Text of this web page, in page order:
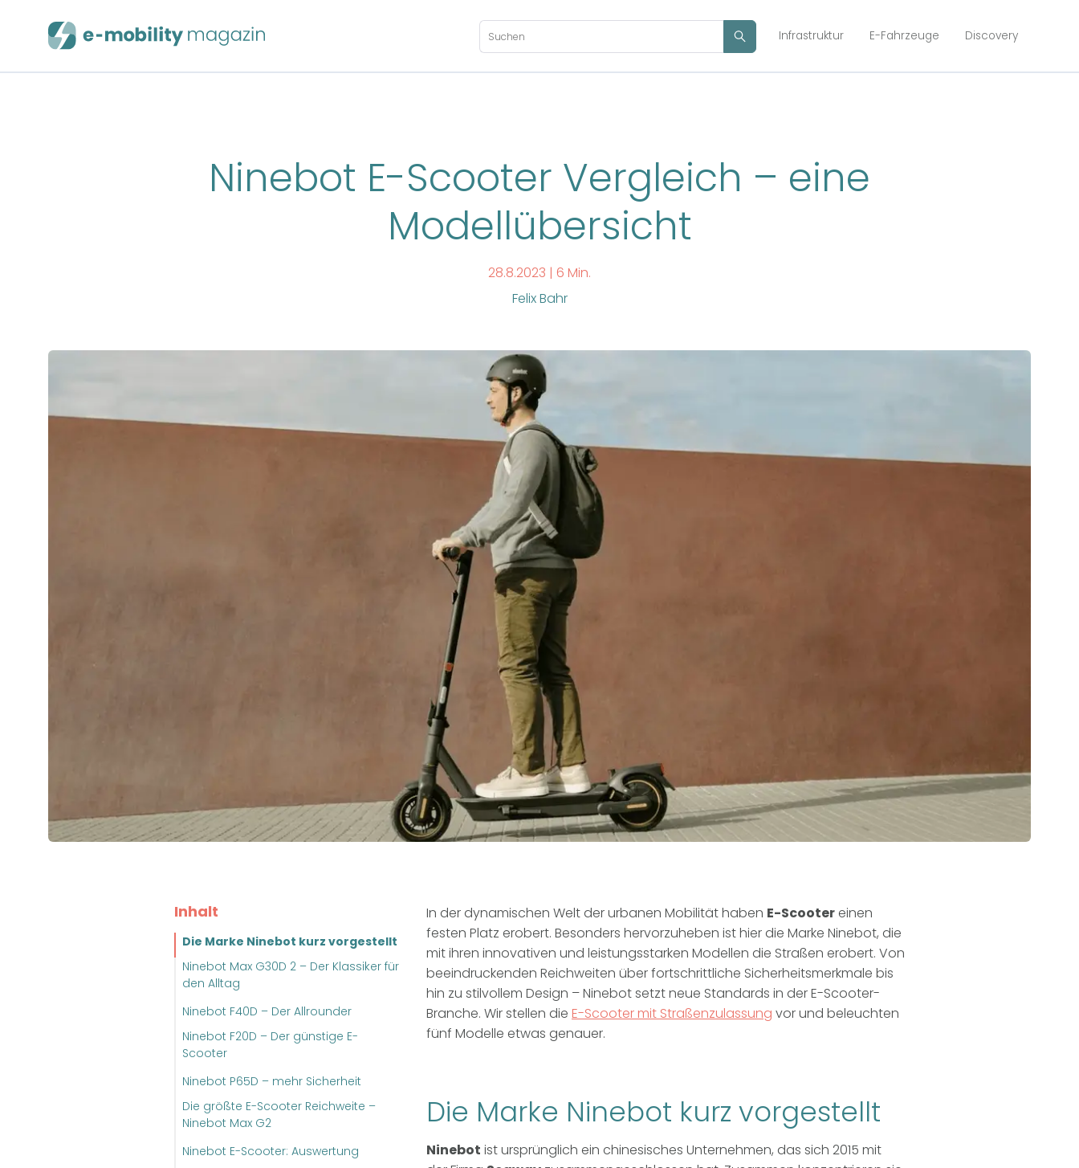
Infrastruktur E-Fahrzeuge Discovery
Ninebot E-Scooter Vergleich – eine
Modellübersicht
28.8.2023 | 6 Min.
Felix Bahr
Inhalt
Die Marke Ninebot kurz vorgestellt
Ninebot Max G30D 2 – Der Klassiker für
den Alltag
Ninebot F40D – Der Allrounder
Ninebot F20D – Der günstige E-
Scooter
Ninebot P65D – mehr Sicherheit
Die größte E-Scooter Reichweite –
Ninebot Max G2
Ninebot E-Scooter: Auswertung
In der dynamischen Welt der urbanen Mobilität haben E-Scootereinen
festen Platz erobert. Besonders hervorzuheben ist hier die Marke Ninebot, die
mit ihren innovativen und leistungsstarken Modellen die Straßen erobert. Von
beeindruckenden Reichweiten über fortschrittliche Sicherheitsmerkmale bis
hin zu stilvollem Design – Ninebot setzt neue Standards in der E-Scooter-
Branche. Wir stellen die E-Scooter mit Straßenzulassung vor und beleuchten
fünf Modelle etwas genauer.
Die Marke Ninebot kurz vorgestellt
Ninebot ist ursprünglich ein chinesisches Unternehmen, das sich 2015 mit